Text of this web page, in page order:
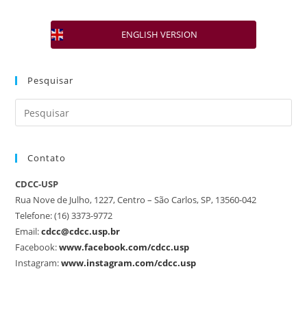
ENGLISH VERSION
Pesquisar
Contato
CDCC-USP
Rua Nove de Julho, 1227, Centro – São Carlos, SP, 13560-042
Telefone: (16) 3373-9772
Email:cdcc@cdcc.usp.br
Facebook:www.facebook.com/cdcc.usp
Instagram:www.instagram.com/cdcc.usp